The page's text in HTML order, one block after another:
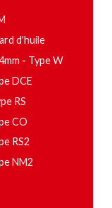
d'huile
- Type W
DCE
RS
CO
RS2
NM2